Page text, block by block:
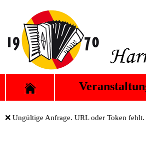
❌ Ungültige Anfrage. URL oder Token fehlt.